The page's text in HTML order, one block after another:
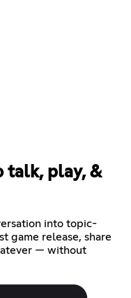
talk, play, &
into topic-
game release, share
— without